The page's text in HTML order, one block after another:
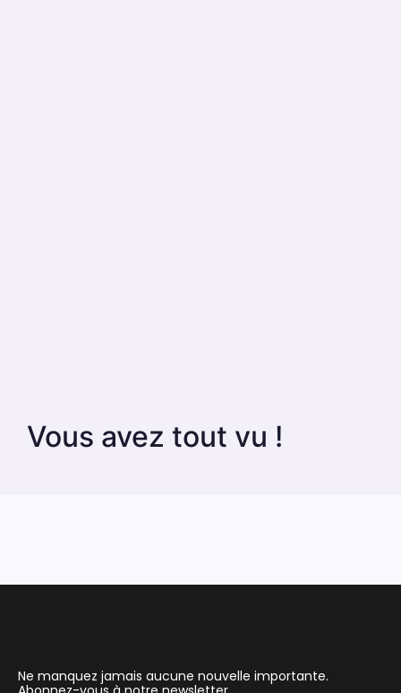
Vous avez tout vu !
Ne manquez jamais aucune nouvelle importante.